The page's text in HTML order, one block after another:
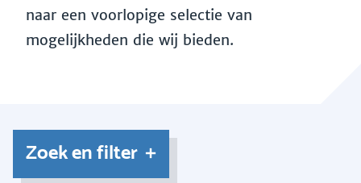
naar een voorlopige selectie van
mogelijkheden die wij bieden.
Zoek en filter